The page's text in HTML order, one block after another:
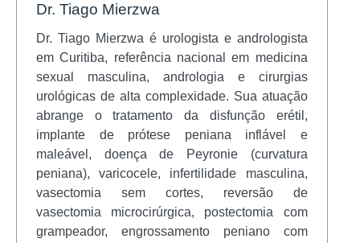
Dr. Tiago Mierzwa
Dr. Tiago Mierzwa é urologista e andrologista
em Curitiba, referência nacional em medicina
sexual masculina, andrologia e cirurgias
urológicas de alta complexidade. Sua atuação
abrange o tratamento da disfunção erétil,
implante de prótese peniana inflável e
maleável, doença de Peyronie (curvatura
peniana), varicocele, infertilidade masculina,
vasectomia sem cortes, reversão de
vasectomia microcirúrgica, postectomia com
grampeador, engrossamento peniano com